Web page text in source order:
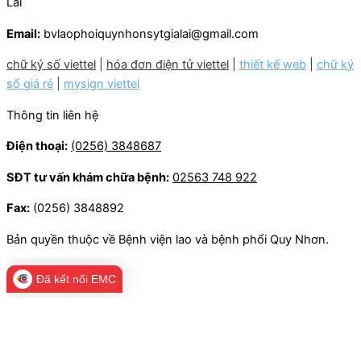
Email: bvlaophoiquynhonsytgialai@gmail.com
chữ ký số viettel hóa đơn điện tử viettel thiết kế web
chữ ký
số giá rẻ
mysign viettel
Thông tin liên hệ
Điện thoại: (0256) 3848687
SĐT tư vấn khám chữa bệnh: 02563 748 922
Fax: (0256) 3848892
Bản quyền thuộc về Bệnh viện lao và bệnh phổi Quy Nhơn.
Đã kết nối EMC